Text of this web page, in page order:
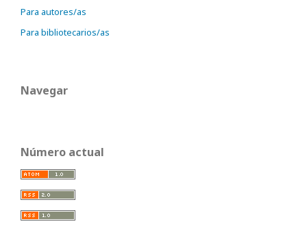
Para autores/as
Para bibliotecarios/as
Navegar
Número actual